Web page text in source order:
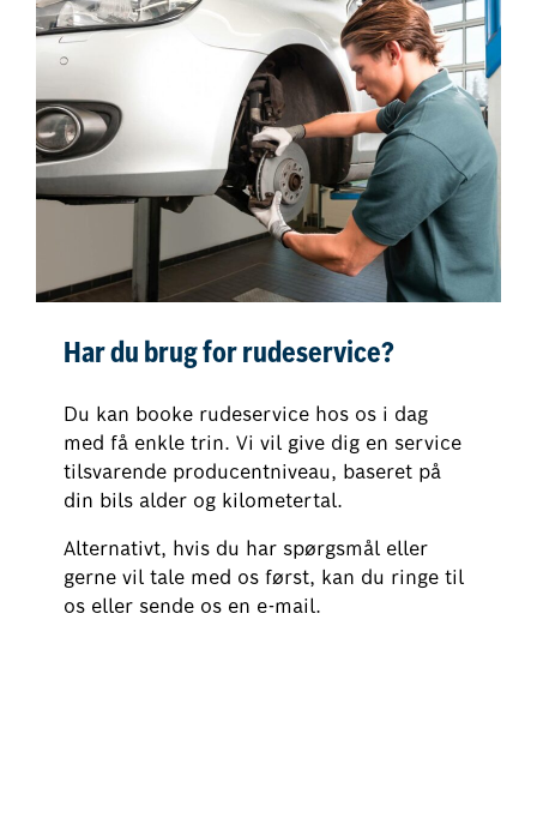
Har du brug for rudeservice?
Du kan booke rudeservice hos os i dag
med få enkle trin. Vi vil give dig en service
tilsvarende producentniveau, baseret på
din bils alder og kilometertal.
Alternativt, hvis du har spørgsmål eller
gerne vil tale med os først, kan du ringe til
os eller sende os en e-mail.